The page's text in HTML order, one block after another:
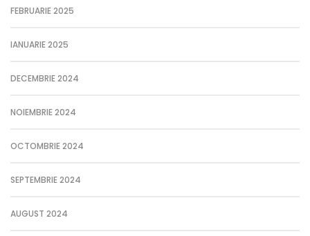
FEBRUARIE 2025
IANUARIE 2025
DECEMBRIE 2024
NOIEMBRIE 2024
OCTOMBRIE 2024
SEPTEMBRIE 2024
AUGUST 2024